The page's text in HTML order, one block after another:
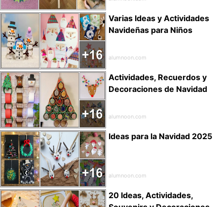
Varias Ideas y Actividades
Navideñas para Niños
alumnoon.com
Actividades, Recuerdos y
Decoraciones de Navidad
alumnoon.com
Ideas para la Navidad 2025
alumnoon.com
20 Ideas, Actividades,